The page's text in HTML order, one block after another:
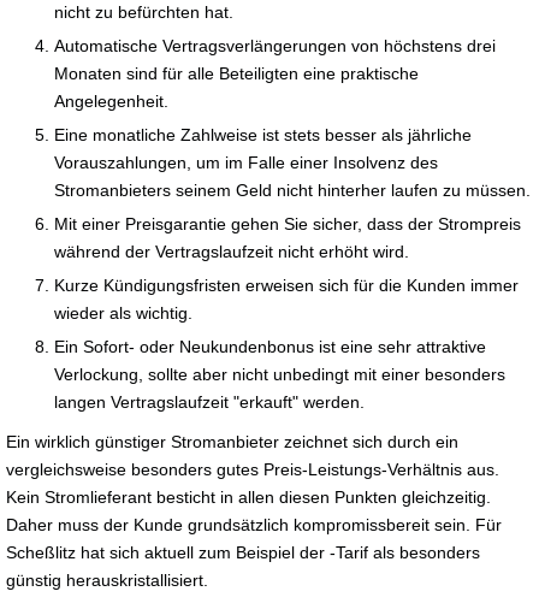
nicht zu befürchten hat.
Automatische Vertragsverlängerungen von höchstens drei
Monaten sind für alle Beteiligten eine praktische
Angelegenheit.
Eine monatliche Zahlweise ist stets besser als jährliche
Vorauszahlungen, um im Falle einer Insolvenz des
Stromanbieters seinem Geld nicht hinterher laufen zu müssen.
Mit einer Preisgarantie gehen Sie sicher, dass der Strompreis
während der Vertragslaufzeit nicht erhöht wird.
Kurze Kündigungsfristen erweisen sich für die Kunden immer
wieder als wichtig.
Ein Sofort- oder Neukundenbonus ist eine sehr attraktive
Verlockung, sollte aber nicht unbedingt mit einer besonders
langen Vertragslaufzeit "erkauft" werden.
Ein wirklich günstiger Stromanbieter zeichnet sich durch ein
vergleichsweise besonders gutes Preis-Leistungs-Verhältnis aus.
Kein Stromlieferant besticht in allen diesen Punkten gleichzeitig.
Daher muss der Kunde grundsätzlich kompromissbereit sein. Für
Scheßlitz hat sich aktuell zum Beispiel der -Tarif als besonders
günstig herauskristallisiert.